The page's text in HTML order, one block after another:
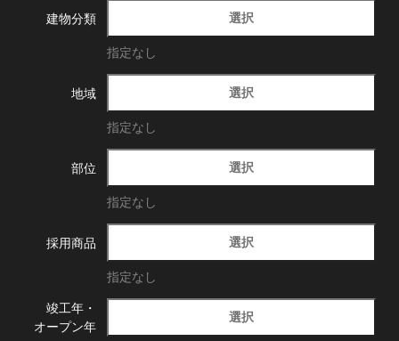
建物分類 選択
指定なし
地域 選択
指定なし
部位 選択
指定なし
採用商品 選択
指定なし
竣工年・
オープン年
選択